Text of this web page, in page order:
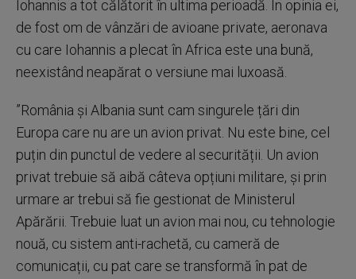
Iohannis a tot călătorit în ultima perioadă. În opinia ei,
de fost om de vânzări de avioane private, aeronava
cu care Iohannis a plecat în Africa este una bună,
neexistând neapărat o versiune mai luxoasă.
”România și Albania sunt cam singurele țări din
Europa care nu are un avion privat. Nu este bine, cel
puțin din punctul de vedere al securității. Un avion
privat trebuie să aibă câteva opțiuni militare, și prin
urmare ar trebui să fie gestionat de Ministerul
Apărării. Trebuie luat un avion mai nou, cu tehnologie
nouă, cu sistem anti-rachetă, cu cameră de
comunicații, cu pat care se transformă în pat de